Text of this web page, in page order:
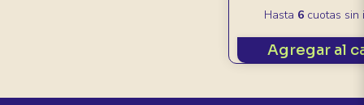
Hasta 6cuotas sin
Agregar al